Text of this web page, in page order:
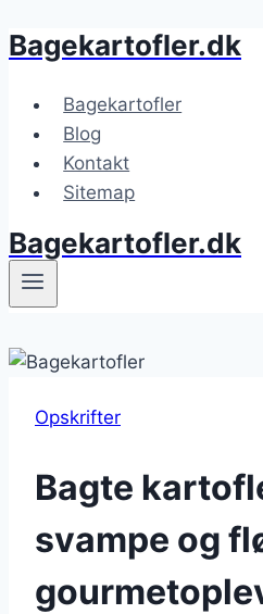
Fortsæt
indhold
Bagekartofler.dk
Bagekartofler
Blog
Kontakt
Sitemap
Bagekartofler.dk
Opskrifter
Bagte
svampe og